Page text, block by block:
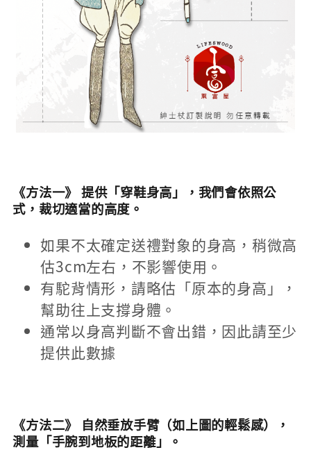
《方法一》 提供「穿鞋身高」，我們會依照公
式，裁切適當的高度。
如果不太確定送禮對象的身高，稍微高
估3cm左右，不影響使用。
有駝背情形，請略估「原本的身高」，
幫助往上支撐身體。
通常以身高判斷不會出錯，因此請至少
提供此數據
《方法二》 自然垂放手臂（如上圖的輕鬆感），
測量「手腕到地板的距離」。